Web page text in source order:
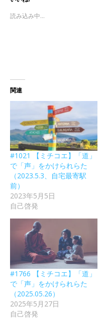
読み込み中...
関連
#1021 【ミチコエ】「道」
で「声」をかけられらた
（2023.5.3、自宅最寄駅
前）
2023年5月5日
自己啓発
#1766 【ミチコエ】「道」
で「声」をかけられらた
（2025.05.26）
2025年5月27日
自己啓発